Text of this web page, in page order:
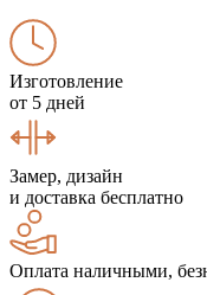
Изготовление
от 5 дней
Замер, дизайн
и доставка бесплатно
Оплата наличными,